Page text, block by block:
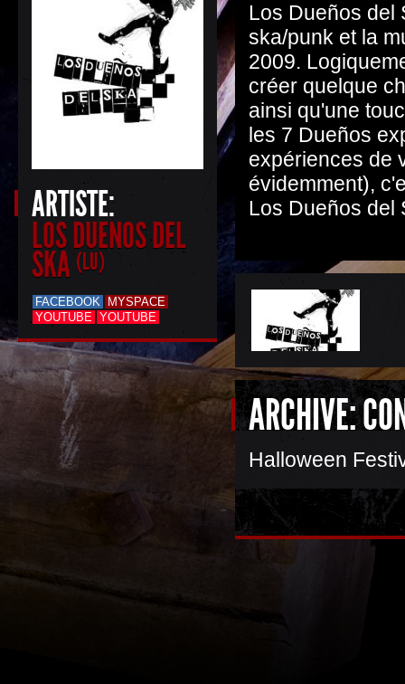
ARTISTE:
LOS DUENOS DEL
SKA (LU)
FACEBOOK
MYSPACE
YOUTUBE YOUTUBE
Los Dueños del
ska/punk et la
2009.
créer quelque
ainsi qu'une
les 7 Dueños
expériences de
évidemment),
Los Dueños del
ARCHIVE:
Halloween